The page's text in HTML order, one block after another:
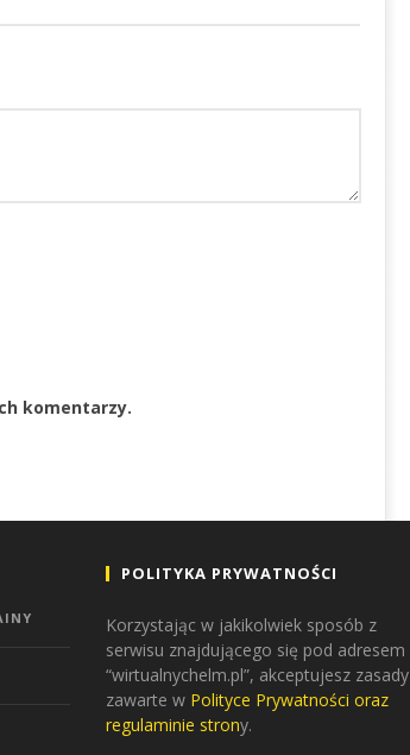
komentarzy.
POLITYKA PRYWATNOŚCI
Korzystając w jakikolwiek sposób z
serwisu znajdującego się pod adresem
“wirtualnychelm.pl”, akceptujesz zasady
zawarte w Polityce Prywatności oraz
regulaminie strony.